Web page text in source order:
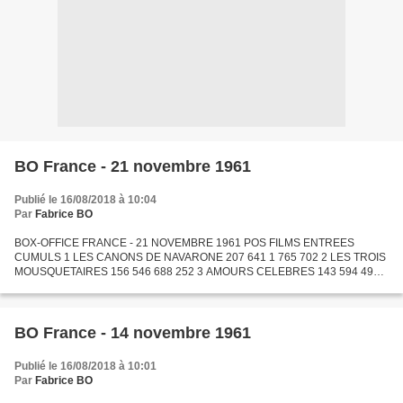
BO France - 21 novembre 1961
Publié le 16/08/2018 à 10:04
Par Fabrice BO
BOX-OFFICE FRANCE - 21 NOVEMBRE 1961 POS FILMS ENTREES
CUMULS 1 LES CANONS DE NAVARONE 207 641 1 765 702 2 LES TROIS
MOUSQUETAIRES 156 546 688 252 3 AMOURS CELEBRES 143 594 493
MONDE 113 785...
BO France - 14 novembre 1961
Publié le 16/08/2018 à 10:01
Par Fabrice BO